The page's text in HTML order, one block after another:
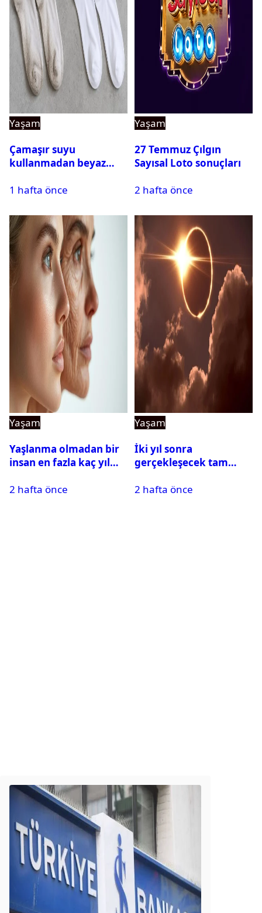
Yaşam
Çamaşır suyu
kullanmadan beyaz
yapan doğal yöntem
1 hafta önce
Yaşam
27 Temmuz Çılgın
Sayısal Loto sonuçları
2 hafta önce
Yaşam
Yaşlanma olmadan bir
insan en fazla kaç yıl
2 hafta önce
Yaşam
İki yıl sonra
gerçekleşecek tam
oteller şimdiden doldu
2 hafta önce